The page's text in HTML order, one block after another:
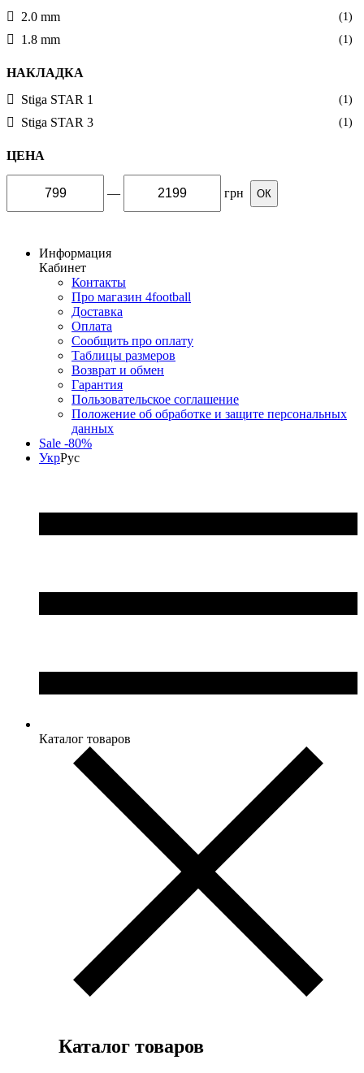
2.0 mm (1)
1.8 mm (1)
НАКЛАДКА
Stiga STAR 1
(1)
Stiga STAR 3 (1)
ЦЕНА
— грн ОК
Информация
Кабинет
Контакты
Про магазин 4football
Доставка
Оплата
Сообщить про оплату
Таблицы размеров
Возврат и обмен
Гарантия
Пользовательское соглашение
Положение об обработке и защите персональных
данных
Sale -80%
УкрРус
Каталог товаров
Каталог товаров